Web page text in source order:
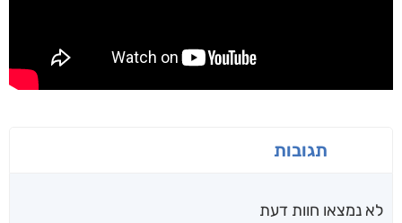
תגובות
לא נמצאו חוות דעת